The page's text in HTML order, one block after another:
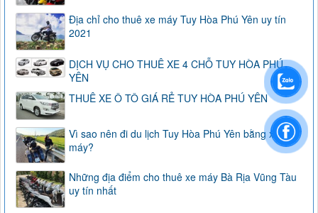
Địa chỉ cho thuê xe máy Tuy Hòa Phú Yên uy tín
2021
DỊCH VỤ CHO THUÊ XE 4 CHỖ TUY HÒA PHÚ
YÊN
THUÊ XE Ô TÔ GIÁ RẺ TUY HÒA PHÚ YÊN
Vì sao nên đi du lịch Tuy Hòa Phú Yên bằng xe
máy?
Những địa điểm cho thuê xe máy Bà Rịa Vũng Tàu
uy tín nhất